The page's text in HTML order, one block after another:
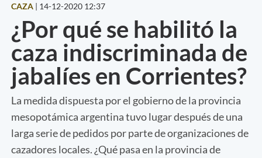
CAZA | 14-12-2020 12:37
¿Por qué se habilitó la
caza indiscriminada de
jabalíes en Corrientes?
La medida dispuesta por el gobierno de la provincia
mesopotámica argentina tuvo lugar después de una
larga serie de pedidos por parte de organizaciones de
cazadores locales. ¿Qué pasa en la provincia de